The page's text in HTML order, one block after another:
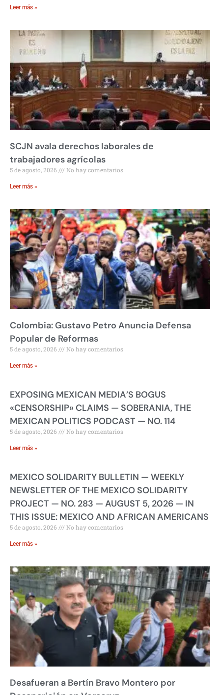
Leer más »
SCJN avala derechos laborales de
trabajadores agrícolas
5 de agosto, 2026 No hay comentarios
Leer más »
Colombia: Gustavo Petro Anuncia Defensa
Popular de Reformas
5 de agosto, 2026 No hay comentarios
Leer más »
EXPOSING MEXICAN MEDIA’S BOGUS
«CENSORSHIP» CLAIMS — SOBERANIA, THE
MEXICAN POLITICS PODCAST — NO. 114
5 de agosto, 2026 No hay comentarios
Leer más »
MEXICO SOLIDARITY BULLETIN — WEEKLY
NEWSLETTER OF THE MEXICO SOLIDARITY
PROJECT — NO. 283 — AUGUST 5, 2026 — IN
THIS ISSUE: MEXICO AND AFRICAN AMERICANS
5 de agosto, 2026 No hay comentarios
Leer más »
Desafueran a Bertín Bravo Montero por